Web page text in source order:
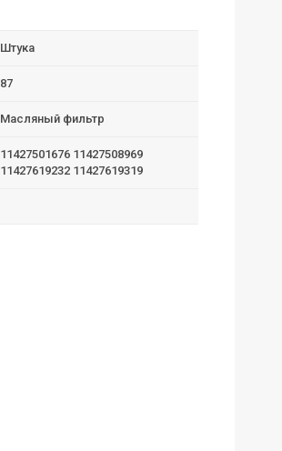
Штука
87
Масляный фильтр
11427501676 11427508969
11427619232 11427619319